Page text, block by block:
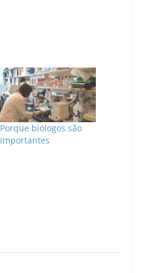
Porque biólogos são
importantes